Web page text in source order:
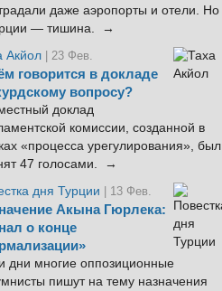
даже аэропорты и отели. Но
— тишина. →
Акйол | 23 Фев.
говорится в докладе
вопросу?
доклад
комиссии, созданной в
«процесса урегулирования», был
47 голосами. →
дня Турции
| 13 Фев.
Акына Гюрлека:
о конце
дни многие оппозиционные
пишут на тему назначения